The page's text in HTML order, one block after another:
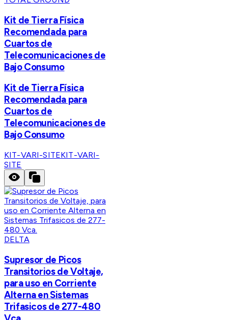
Kit de Tierra Física
Recomendada para
Cuartos de
Telecomunicaciones de
Bajo Consumo
Kit de Tierra Física
Recomendada para
Cuartos de
Telecomunicaciones de
Bajo Consumo
KIT-VARI-SITEKIT-VARI-
SITE
DELTA
Supresor de Picos
Transitorios de Voltaje,
para uso en Corriente
Alterna en Sistemas
Trifasicos de 277-480